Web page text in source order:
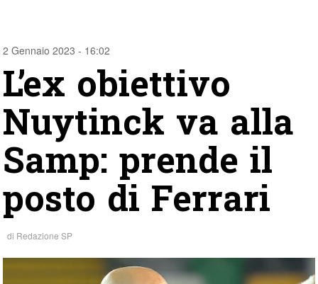
2 Gennaio 2023 - 16:02
L’ex obiettivo
Nuytinck va alla
Samp: prende il
posto di Ferrari
di Redazione SP